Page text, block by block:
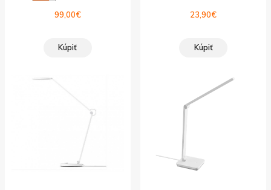
99,00€
Kúpiť
23,90€
Kúpiť